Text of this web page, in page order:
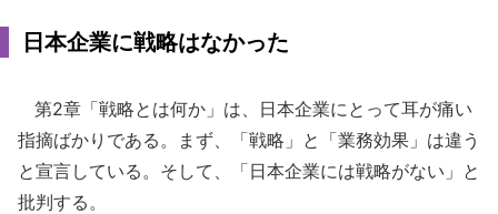
日本企業に戦略はなかった
第2章「戦略とは何か」は、日本企業にとって耳が痛い
指摘ばかりである。まず、「戦略」と「業務効果」は違う
と宣言している。そして、「日本企業には戦略がない」と
批判する。